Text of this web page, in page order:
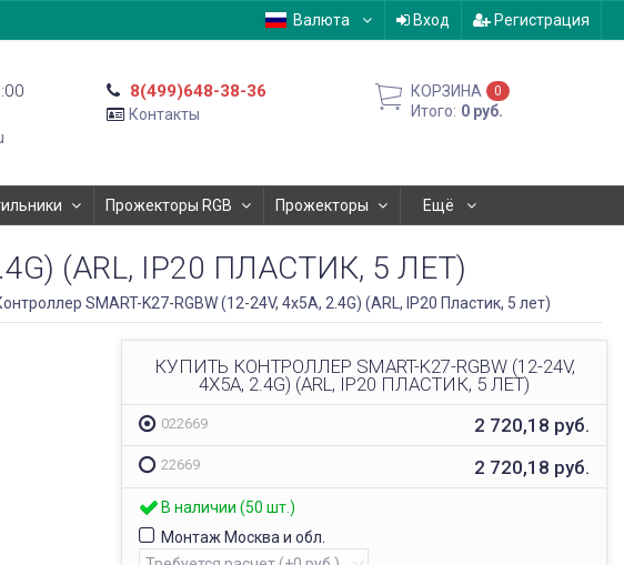
Валюта Вход Регистрация
8(499)648-38-36
Контакты
КОРЗИНА 0
Итого: 0 руб.
Прожекторы RGB Прожекторы Ещё
(ARL, IP20 ПЛАСТИК, 5 ЛЕТ)
SMART-K27-RGBW (12-24V, 4x5A, 2.4G) (ARL, IP20 Пластик, 5 лет)
КУПИТЬ КОНТРОЛЛЕР SMART-K27-RGBW (12-24V,
4X5A, 2.4G) (ARL, IP20 ПЛАСТИК, 5 ЛЕТ)
022669 2 720,18 руб.
22669 2 720,18 руб.
В наличии (50 шт.)
Монтаж Москва и обл.